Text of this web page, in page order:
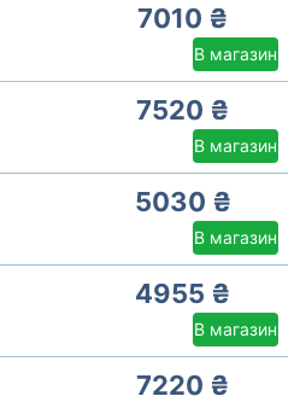
7010 ₴
В магазин
7520 ₴
В магазин
5030 ₴
В магазин
4955 ₴
В магазин
7220 ₴